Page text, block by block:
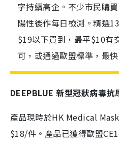
字持續高企。不少市民購
陽性後作每日檢測。精選
$19以下買到，最平$10有
可，或通過歐盟標準，最
DEEPBLUE 新型冠狀病毒抗
產品現時於HK Medical
$18/件。產品已獲得歐盟